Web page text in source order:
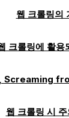
웹 크롤링의
크롤링에 활용
Screaming
웹 크롤링 시